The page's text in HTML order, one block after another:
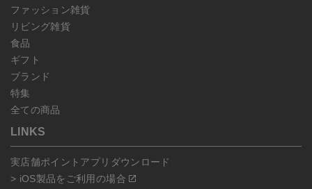
ファッション雑貨
リビング雑貨
食品
ギフト
ブランド
特集
全ての商品
LINKS
実店舗ポイントアプリダウンロード
> iOS製品をご利用の場合